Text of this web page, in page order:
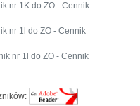
nr 1K do ZO - Cennik
nr 1l do ZO - Cennik
nr 1l do ZO - Cennik